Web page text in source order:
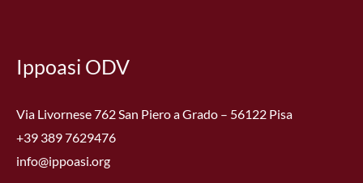
Ippoasi ODV
Via Livornese 762 San Piero a Grado – 56122 Pisa
+39 389 7629476
info@ippoasi.org
Facebook
Instagram
YouTube